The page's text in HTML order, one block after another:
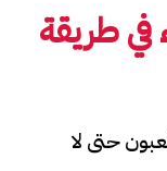
في طريقة
حتى لا